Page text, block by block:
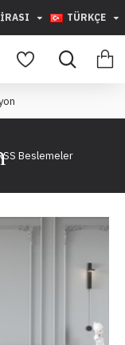
TÜRKÇE
Beslemeler